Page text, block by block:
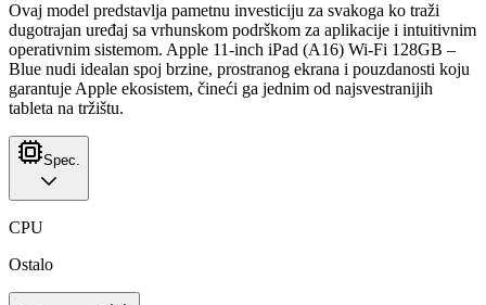
Ovaj model predstavlja pametnu investiciju za svakoga ko traži
dugotrajan uređaj sa vrhunskom podrškom za aplikacije i intuitivnim
operativnim sistemom. Apple 11-inch iPad (A16) Wi-Fi 128GB –
Blue nudi idealan spoj brzine, prostranog ekrana i pouzdanosti koju
garantuje Apple ekosistem, čineći ga jednim od najsvestranijih
tableta na tržištu.
Spec.
CPU
Ostalo